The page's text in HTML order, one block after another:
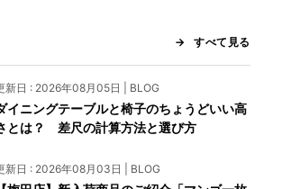
すべて見る
新日 : 2026年08月05日 | BLOG
イニングテーブルと椅子のちょうどいい高
とは？ 差尺の計算方法と選び方
新日 : 2026年08月03日 | BLOG